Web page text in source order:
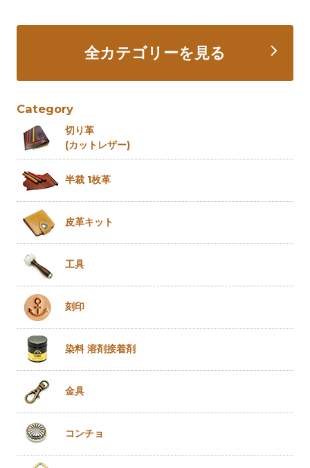
全カテゴリーを見る
Category
切り革
(カットレザー)
半裁 1枚革
皮革キット
工具
刻印
染料 溶剤接着剤
金具
コンチョ